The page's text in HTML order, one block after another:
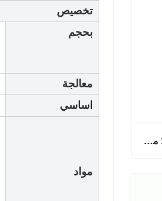
تخصيص
بحجم
معالجة
اساسي
مواد
الصين الصانع 0.3 مم 0.8 مم 1.25 مم 2 مم أسلاك الفولاذ المجلفنة